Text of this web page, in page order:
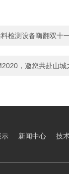
检测设备嗨翻双十
，邀您共赴山城
示 新闻中心 技